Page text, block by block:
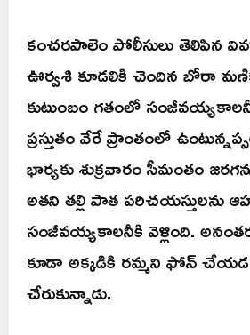
కంచరపాలెం పోలీసులు తెలిపిన
ఊర్వశి కూడలికి చెందిన బోరా
కుటుంబం గతంలో
ప్రస్తుతం వేరే ప్రాంతంలో
భార్యకు శుక్రవారం సీమంతం
అతని తల్లి పాత పరిచయస్తులను
సంజీవయ్యకాలనీకి వెళ్లింది.
కూడా అక్కడికి రమ్మని ఫోన్
చేరుకున్నాడు.